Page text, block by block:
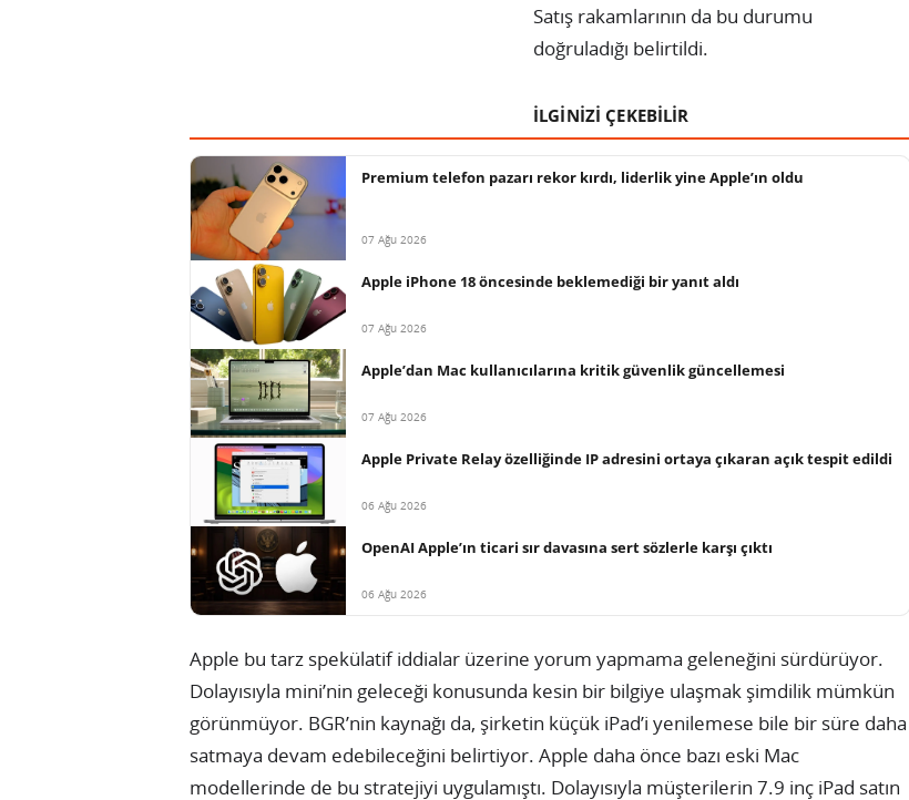
Satış rakamlarının da bu durumu
doğruladığı belirtildi.
İLGİNİZİ ÇEKEBİLİR
Premium telefon pazarı rekor kırdı, liderlik yine Apple’ın oldu
07 Ağu 2026
Apple iPhone 18 öncesinde beklemediği bir yanıt aldı
07 Ağu 2026
Apple’dan Mac kullanıcılarına kritik güvenlik güncellemesi
07 Ağu 2026
Apple Private Relay özelliğinde IP adresini ortaya çıkaran açık tespit edildi
06 Ağu 2026
OpenAI Apple’ın ticari sır davasına sert sözlerle karşı çıktı
06 Ağu 2026
Apple bu tarz spekülatif iddialar üzerine yorum yapmama geleneğini sürdürüyor.
Dolayısıyla mini’nin geleceği konusunda kesin bir bilgiye ulaşmak şimdilik mümkün
görünmüyor. BGR’nin kaynağı da, şirketin küçük iPad’i yenilemese bile bir süre daha
satmaya devam edebileceğini belirtiyor. Apple daha önce bazı eski Mac
modellerinde de bu stratejiyi uygulamıştı. Dolayısıyla müşterilerin 7.9 inç iPad satın